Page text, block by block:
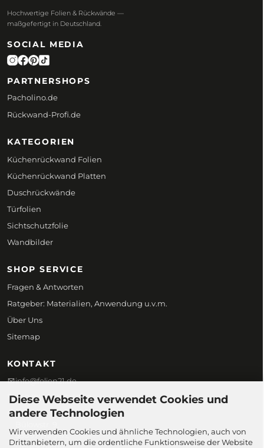
Diese Webseite verwendet Cookies und
andere Technologien
Wir verwenden Cookies und ähnliche Technologien, auch von
Drittanbietern, um die ordentliche Funktionsweise der Website
Hochwertige Folien & Rückwände —
maßgefertigt in Deutschland.
SOCIAL MEDIA
PARTNERSHOPS
Pacholino.de
Rückwand-Profi.de
KATEGORIEN
Küchenrückwand Folien
Küchenrückwand Platten
Duschrückwände
Türfolien
Sichtschutzfolie
Wandbilder
SHOP SERVICE
Fragen & Antworten
Ratgeber: Materialien, Anwendung u.v.m.
Über Uns
Sitemap
KONTAKT
info@folien21.de
+49 (0) 172 186 45 98
Folien21
58097 Hagen,
Deutschland